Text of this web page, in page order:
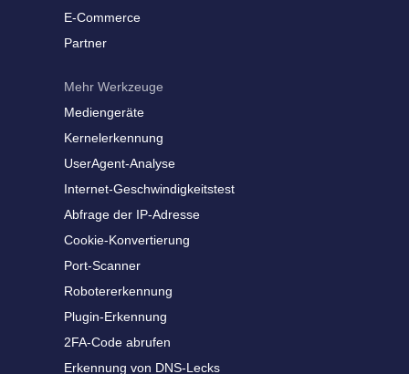
E-Commerce
Partner
Mehr Werkzeuge
Mediengeräte
Kernelerkennung
UserAgent-Analyse
Internet-Geschwindigkeitstest
Abfrage der IP-Adresse
Cookie-Konvertierung
Port-Scanner
Robotererkennung
Plugin-Erkennung
2FA-Code abrufen
Erkennung von DNS-Lecks